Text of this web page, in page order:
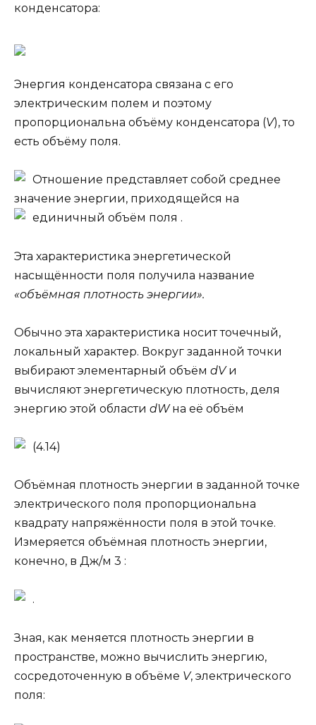
конденсатора:
Энергия конденсатора связана с его
электрическим полем и поэтому
пропорциональна объёму конденсатора (V), то
есть объёму поля.
Отношение представляет собой среднее
значение энергии, приходящейся на
единичный объём поля .
Эта характеристика энергетической
насыщённости поля получила название
«объёмная плотность энергии».
Обычно эта характеристика носит точечный,
локальный характер. Вокруг заданной точки
выбирают элементарный объём dVи
вычисляют энергетическую плотность, деля
энергию этой области dWна её объём
(4.14)
Объёмная плотность энергии в заданной точке
электрического поля пропорциональна
квадрату напряжённости поля в этой точке.
Измеряется объёмная плотность энергии,
конечно, в Дж/м 3 :
.
Зная, как меняется плотность энергии в
пространстве, можно вычислить энергию,
сосредоточенную в объёме V, электрического
поля: